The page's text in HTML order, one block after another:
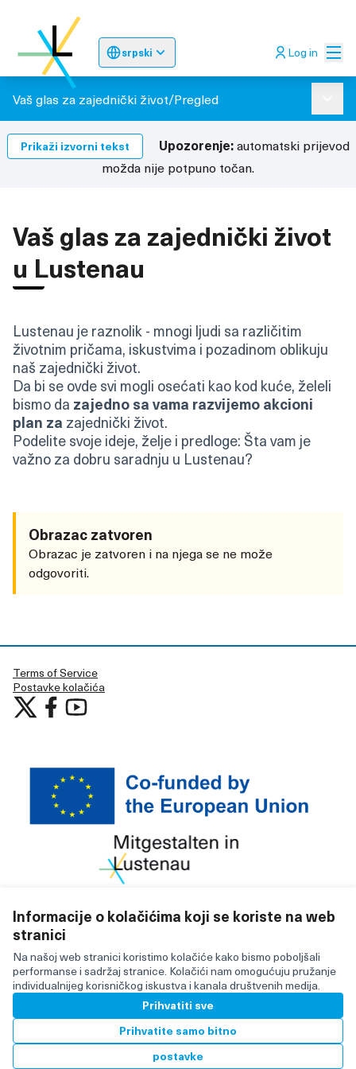
Informacije o kolačićima koji se koriste na web
stranici
Na našoj web stranici koristimo kolačiće kako bismo poboljšali
performanse i sadržaj stranice. Kolačići nam omogućuju pružanje
individualnijeg korisničkog iskustva i kanala društvenih medija.
Prihvatiti sve
Prihvatite samo bitno
postavke
srpski
Sprache wählen Choose languageOdaberite
Log in
Vaš glas za zajednički život/Pregled
Prikaži izvorni tekst Upozorenje:automatski prijevod
možda nije potpuno točan.
Vaš glas za zajednički život
u Lustenau
Lustenau je raznolik - mnogi ljudi sa različitim
životnim pričama, iskustvima i pozadinom oblikuju
naš zajednički život.
Da bi se ovde svi mogli osećati kao kod kuće, želeli
bismo da zajedno sa vama razvijemo akcioni
plan za zajednički život.
Podelite svoje ideje, želje i predloge: Šta vam je
važno za dobru saradnju u Lustenau?
Obrazac zatvoren
Obrazac je zatvoren i na njega se ne može
odgovoriti.
Terms of Service
Postavke kolačića
Učestvujte u Lustenau at X
Učestvujte u Lustenau na Facebooku
Učestvujte u Lustenau na YouTubu
(Vanjska poveznica)
Za izradu internetske stranice upotrijebljen je besplatni
softver.
BY